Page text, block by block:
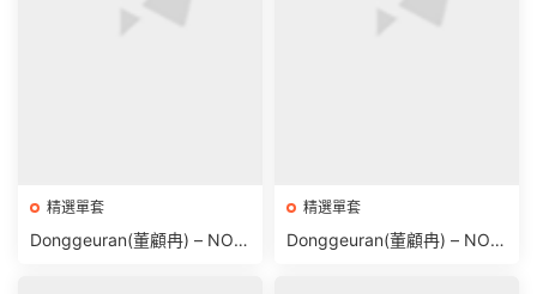
精選單套
Donggeuran(董顧冉) – NO.0
精選單套
Donggeuran(董顧冉) – NO.0